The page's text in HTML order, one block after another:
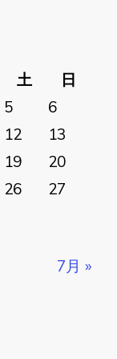
土
日
5
6
12
13
19
20
26
27
7月 »